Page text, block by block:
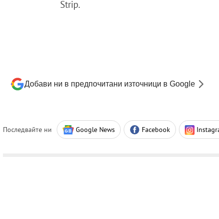
Strip.
Добави ни в предпочитани източници в Google
Последвайте ни Google News Facebook